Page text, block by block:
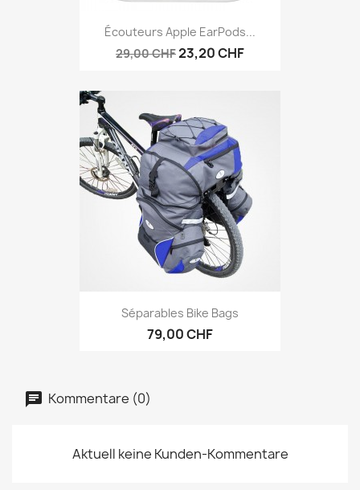
Écouteurs Apple EarPods...
29,00 CHF23,20 CHF
Séparables Bike Bags
79,00 CHF
Kommentare (0)
Aktuell keine Kunden-Kommentare